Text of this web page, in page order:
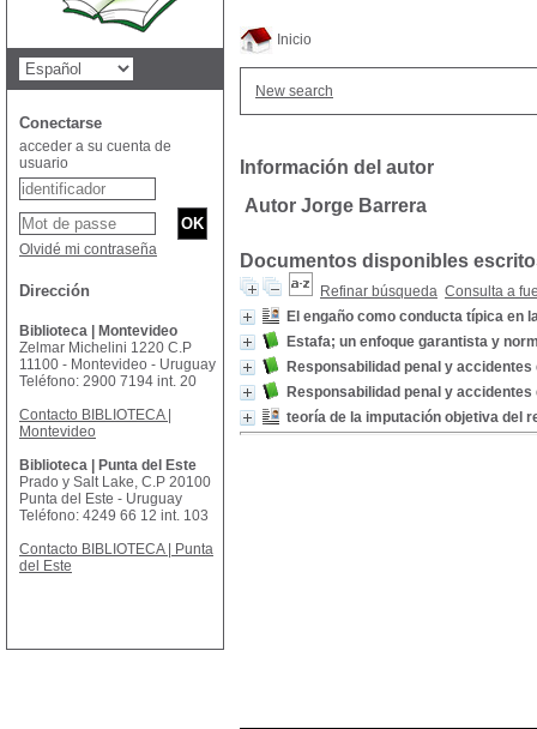
Inicio
New search
Información del autor
Autor Jorge Barrera
Documentos disponibles
Refinar búsqueda Consulta a
El engaño como conducta típica en
Estafa; un enfoque garantista y
Responsabilidad penal y
Responsabilidad penal y
teoría de la imputación objetiva del
Conectarse
acceder a su cuenta de
usuario
Olvidé mi contraseña
Dirección
Biblioteca | Montevideo
Zelmar Michelini 1220 C.P
11100 - Montevideo - Uruguay
Teléfono: 2900 7194 int. 20
Contacto BIBLIOTECA |
Montevideo
Biblioteca | Punta del Este
Prado y Salt Lake, C.P 20100
Punta del Este - Uruguay
Teléfono: 4249 66 12 int. 103
Contacto BIBLIOTECA | Punta
del Este